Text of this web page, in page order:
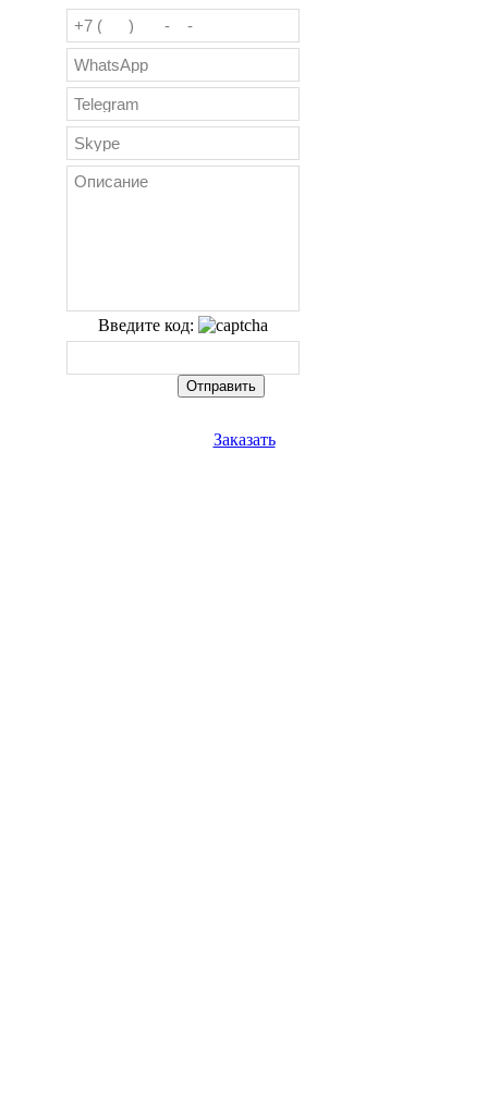
Введите код:
Заказать